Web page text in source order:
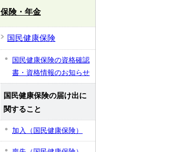
保険・年金
国民健康保険
国民健康保険の資格確認
書・資格情報のお知らせ
国民健康保険の届け出に
関すること
加入（国民健康保険）